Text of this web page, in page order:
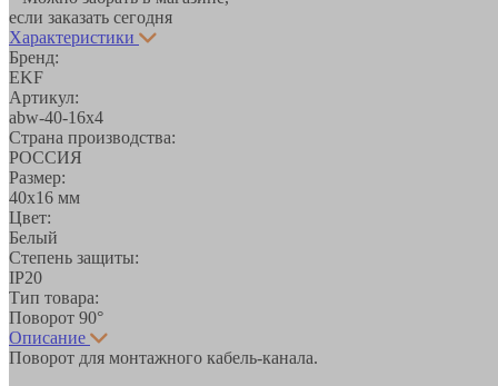
если заказать сегодня
Характеристики
Бренд:
EKF
Артикул:
abw-40-16x4
Страна производства:
РОССИЯ
Размер:
40х16 мм
Цвет:
Белый
Степень защиты:
IP20
Тип товара:
Поворот 90°
Описание
Поворот для монтажного кабель-канала.